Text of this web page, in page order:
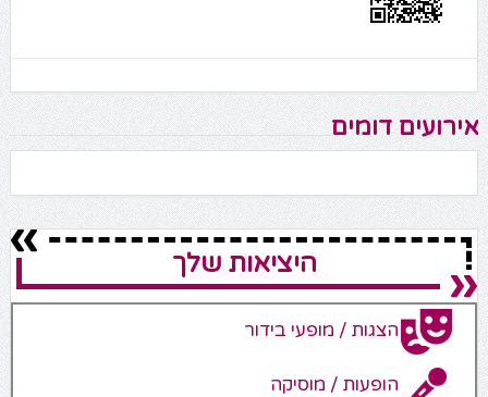
אירועים דומים
היציאות שלך
הצגות / מופעי בידור
הופעות / מוסיקה